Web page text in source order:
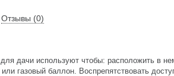
Отзывы (0)
дачи используют чтобы: расположить в
газовый баллон. Воспрепятствовать